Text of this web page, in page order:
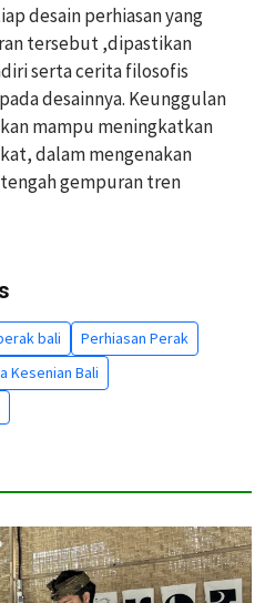
desain perhiasan yang
tersebut ,dipastikan
serta cerita filosofis
desainnya. Keunggulan
mampu meningkatkan
dalam mengenakan
gempuran tren
bali
Perhiasan Perak
Kesenian Bali